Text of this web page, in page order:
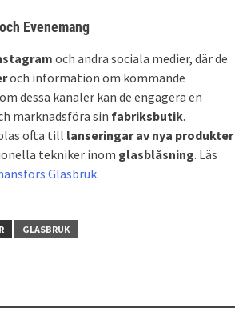
Evenemang
och andra sociala medier, där de
och information om kommande
dessa kanaler kan de engagera en
marknadsföra sin fabriksbutik.
ofta till lanseringar av nya produkter
tekniker inom glasblåsning. Läs
Glasbruk.
GLASBRUK